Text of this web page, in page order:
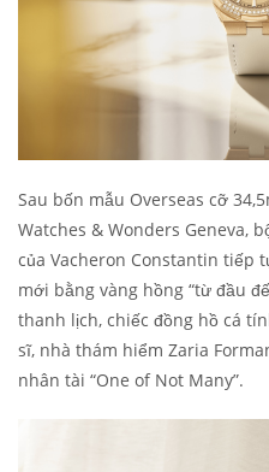
Sau bốn mẫu Overseas cỡ
Watches & Wonders Geneva,
của Vacheron Constantin tiếp
mới bằng vàng hồng “từ đầu
thanh lịch, chiếc đồng hồ cá
sĩ, nhà thám hiểm Zaria
nhân tài “One of Not Many”.